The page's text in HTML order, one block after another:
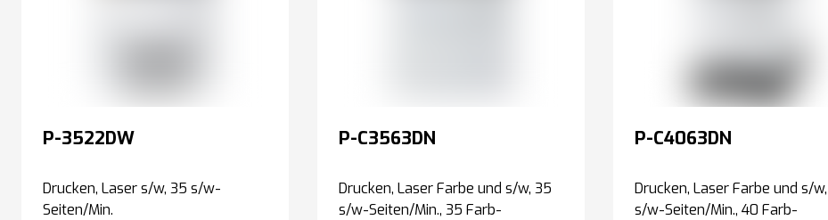
P-3522DW
Drucken, Laser s/w, 35 s/w-
Seiten/Min.
P-C3563DN
Drucken, Laser Farbe und s/w, 35
s/w-Seiten/Min., 35 Farb-
P-C4063DN
Drucken, Laser Farbe und s/
s/w-Seiten/Min., 40 Farb-